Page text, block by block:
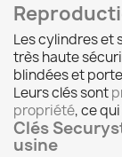
Les cylindres et
très haute
blindées et
Leurs clés sont
propriété, ce
Clés
usine